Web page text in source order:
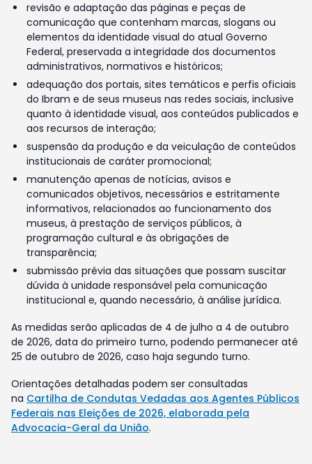
revisão e adaptação das páginas e peças de
comunicação que contenham marcas, slogans ou
elementos da identidade visual do atual Governo
Federal, preservada a integridade dos documentos
administrativos, normativos e históricos;
adequação dos portais, sites temáticos e perfis oficiais
do Ibram e de seus museus nas redes sociais, inclusive
quanto à identidade visual, aos conteúdos publicados e
aos recursos de interação;
suspensão da produção e da veiculação de conteúdos
institucionais de caráter promocional;
manutenção apenas de notícias, avisos e
comunicados objetivos, necessários e estritamente
informativos, relacionados ao funcionamento dos
museus, à prestação de serviços públicos, à
programação cultural e às obrigações de
transparência;
submissão prévia das situações que possam suscitar
dúvida à unidade responsável pela comunicação
institucional e, quando necessário, à análise jurídica.
As medidas serão aplicadas de 4 de julho a 4 de outubro
de 2026, data do primeiro turno, podendo permanecer até
25 de outubro de 2026, caso haja segundo turno.
Orientações detalhadas podem ser consultadas
na Cartilha de Condutas Vedadas aos Agentes Públicos
Federais nas Eleições de 2026, elaborada pela
Advocacia-Geral da União.